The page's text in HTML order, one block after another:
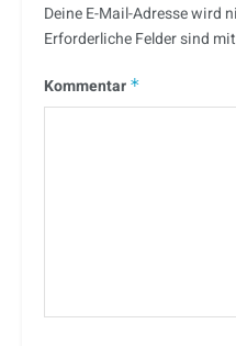
Deine E-Mail-Adresse wird
Erforderliche Felder sind mit
Kommentar *